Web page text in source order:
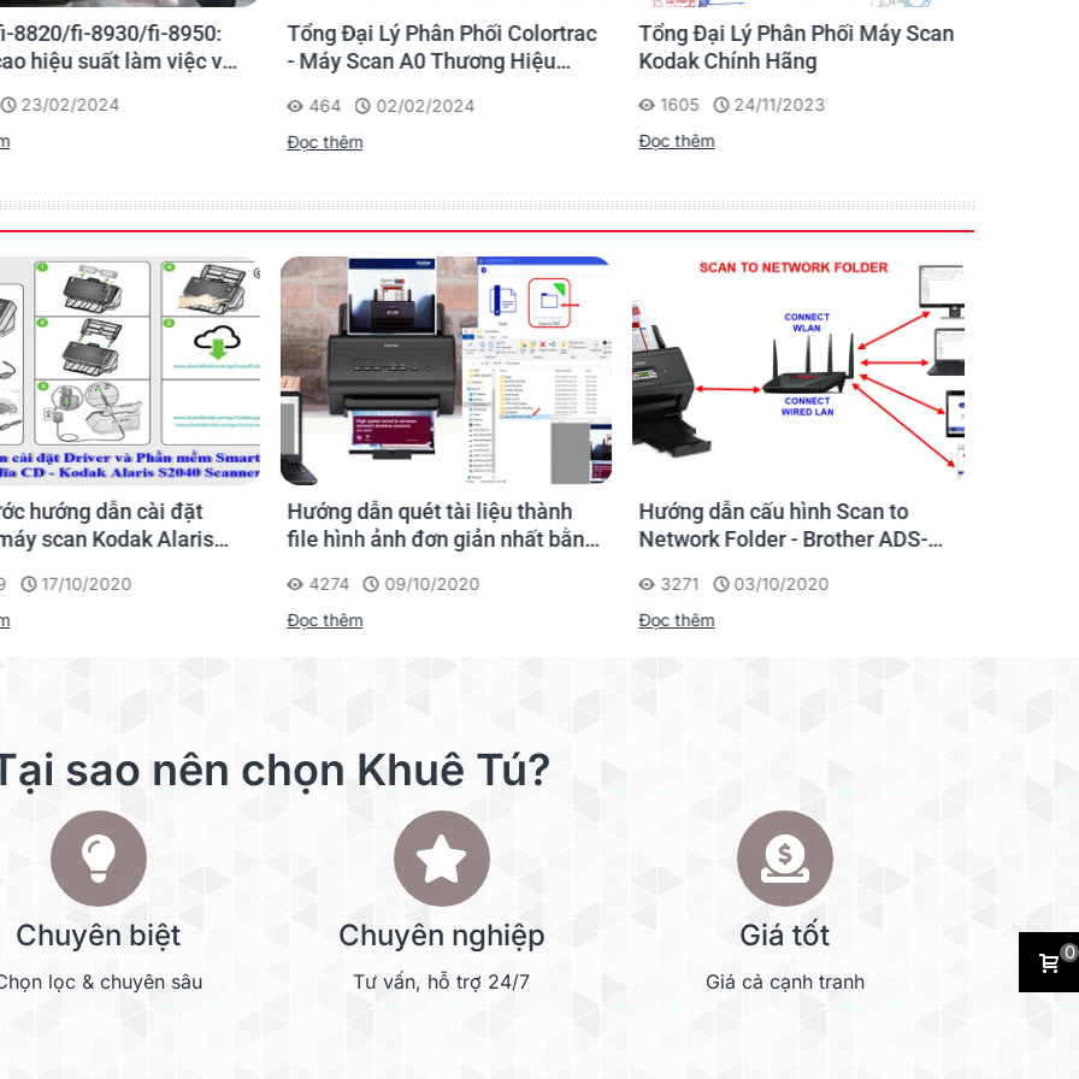
với chỉ-một-nút-nhấn ch
rõ đẹp, sắc nét thách thức
hiệu quả ngay lập tức.
dầy mỏng - kể cả thẻ cứng.
lo hư hỏng bản gốc do kẹt gi
8820/fi-8930/fi-8950:
hiệu suất làm việc với
tác vụ số hóa tập
23/02/2024
Tổng Đại Lý Phân Phối Colortrac
- Máy Scan A0 Thương Hiệu
464
02/02/2024
Đọc thêm
Tổng Đại Lý Phân Phối Máy Scan
Kodak Chính Hãng
1605
24/11/2023
Đọc thêm
hướng dẫn cài đặt
scan Kodak Alaris
17/10/2020
Hướng dẫn quét tài liệu thành
file hình ảnh đơn giản nhất bằng
4274
09/10/2020
Đọc thêm
Hướng dẫn cấu hình Scan to
Network Folder - Brother ADS-
3271
03/10/2020
Đọc thêm
sao nên chọn Khuê Tú?
Chuyên biệt
lọc & chuyên sâu
Chuyên nghiệp
Tư vấn, hỗ trợ 24/7
Giá tốt
Giá cả cạnh tranh
0